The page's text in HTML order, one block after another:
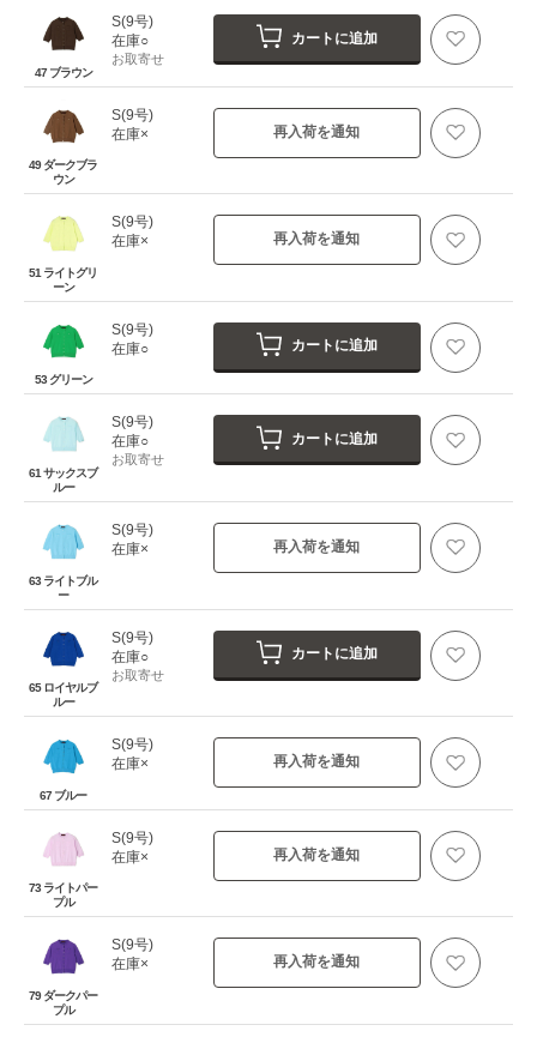
47 ブラウン
S(9号)
在庫○
お取寄せ
カートに追加
49 ダークブラ
ウン
S(9号)
在庫×
再入荷を通知
51 ライトグリ
ーン
S(9号)
在庫×
再入荷を通知
53 グリーン
S(9号)
在庫○
カートに追加
61 サックスブ
ルー
S(9号)
在庫○
お取寄せ
カートに追加
63 ライトブル
ー
S(9号)
在庫×
再入荷を通知
65 ロイヤルブ
ルー
S(9号)
在庫○
お取寄せ
カートに追加
67 ブルー
S(9号)
在庫×
再入荷を通知
73 ライトパー
プル
S(9号)
在庫×
再入荷を通知
79 ダークパー
プル
S(9号)
在庫×
再入荷を通知